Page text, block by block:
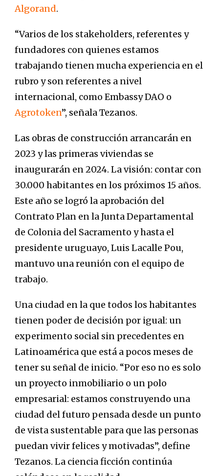
Algorand.
“Varios de los stakeholders, referentes y
fundadores con quienes estamos
trabajando tienen mucha experiencia en el
rubro y son referentes a nivel
internacional, como Embassy DAO o
Agrotoken”, señala Tezanos.
Las obras de construcción arrancarán en
2023 y las primeras viviendas se
inaugurarán en 2024. La visión: contar con
30.000 habitantes en los próximos 15 años.
Este año se logró la aprobación del
Contrato Plan en la Junta Departamental
de Colonia del Sacramento y hasta el
presidente uruguayo, Luis Lacalle Pou,
mantuvo una reunión con el equipo de
trabajo.
Una ciudad en la que todos los habitantes
tienen poder de decisión por igual: un
experimento social sin precedentes en
Latinoamérica que está a pocos meses de
tener su señal de inicio. “Por eso no es solo
un proyecto inmobiliario o un polo
empresarial: estamos construyendo una
ciudad del futuro pensada desde un punto
de vista sustentable para que las personas
puedan vivir felices y motivadas”, define
Tezanos. La ciencia ficción continúa